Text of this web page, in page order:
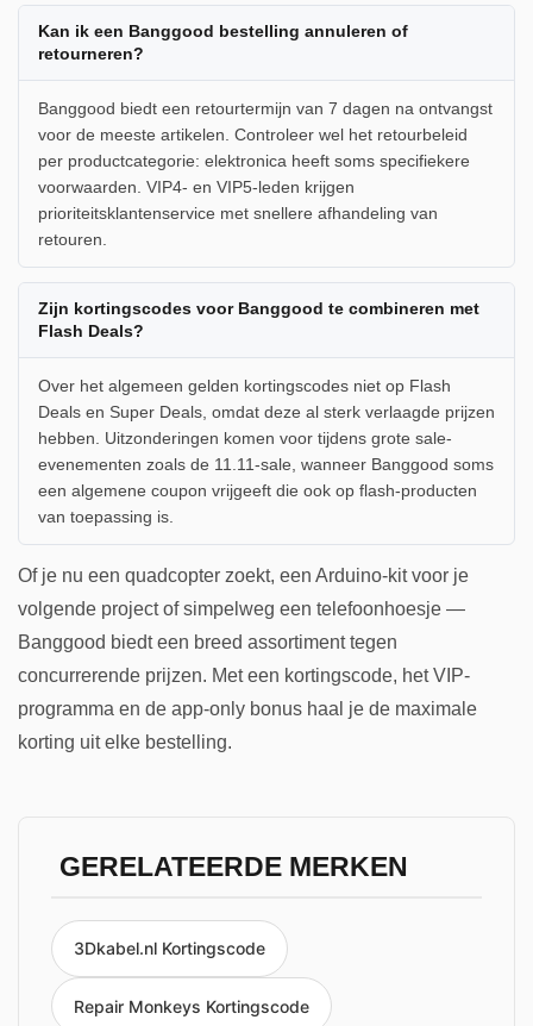
Kan ik een Banggood bestelling annuleren of
retourneren?
Banggood biedt een retourtermijn van 7 dagen na ontvangst
voor de meeste artikelen. Controleer wel het retourbeleid
per productcategorie: elektronica heeft soms specifiekere
voorwaarden. VIP4- en VIP5-leden krijgen
prioriteitsklantenservice met snellere afhandeling van
retouren.
Zijn kortingscodes voor Banggood te combineren met
Flash Deals?
Over het algemeen gelden kortingscodes niet op Flash
Deals en Super Deals, omdat deze al sterk verlaagde prijzen
hebben. Uitzonderingen komen voor tijdens grote sale-
evenementen zoals de 11.11-sale, wanneer Banggood soms
een algemene coupon vrijgeeft die ook op flash-producten
van toepassing is.
Of je nu een quadcopter zoekt, een Arduino-kit voor je
volgende project of simpelweg een telefoonhoesje —
Banggood biedt een breed assortiment tegen
concurrerende prijzen. Met een kortingscode, het VIP-
programma en de app-only bonus haal je de maximale
korting uit elke bestelling.
GERELATEERDE MERKEN
3Dkabel.nl Kortingscode
Repair Monkeys Kortingscode